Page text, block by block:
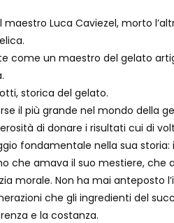
Luca Caviezel, morto
come un maestro del gelato
storica del gelato.
il più grande nel mondo della
di donare i risultati cui di
fondamentale nella sua storia:
che amava il suo mestiere,
morale. Non ha mai anteposto
che gli ingredienti del
e la costanza.